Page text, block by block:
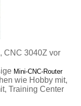
CNC 3040Z vor
Mini-CNC-Router
wie Hobby mit,
Training Center